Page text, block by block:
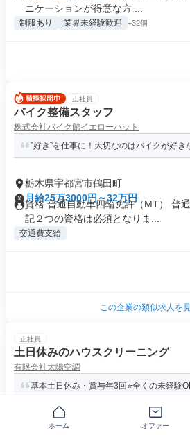
ニケーションが得意な方 ...
制服あり 業界未経験歓迎 +32個
正社員
バイク整備スタッフ
株式会社バイク館イエローハット
”好き”を仕事に！大切なのはバイクが好き
栃木県宇都宮市鶴田町
月給25万3000円～32万円
資格 普通自動車四輪免許（MT） 普
記２つの資格は必須となりま...
交通費支給
この企業の類似求人を
正社員
土日休みのハウスクリーニング
有限会社太陽空調
基本土日休み・賞与年3回⭐全くの未経験
〒320-0855栃木県宇都宮市上欠町
ホーム オファー